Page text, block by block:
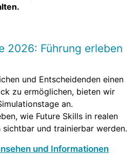
2026: Führung erleben
und Entscheidenden einen
zu ermöglichen, bieten wir
an.
wie Future Skills in realen
sichtbar und trainierbar werden.
und Informationen